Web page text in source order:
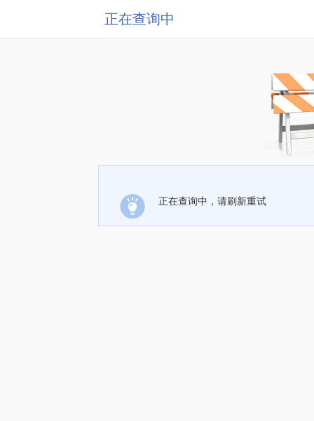
正在查询中
正在查询中，请刷新重试